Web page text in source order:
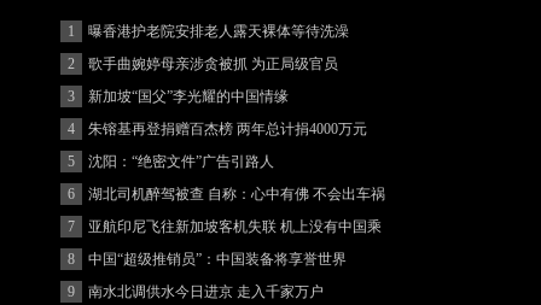
1
曝香港护老院安排老人露天裸体等待洗澡
2
歌手曲婉婷母亲涉贪被抓 为正局级官员
3
新加坡“国父”李光耀的中国情缘
4
朱镕基再登捐赠百杰榜 两年总计捐4000万元
5
沈阳：“绝密文件”广告引路人
6
湖北司机醉驾被查 自称：心中有佛 不会出车祸
(图)
7
亚航印尼飞往新加坡客机失联 机上没有中国乘
客
8
中国“超级推销员”：中国装备将享誉世界
9
南水北调供水今日进京 走入千家万户